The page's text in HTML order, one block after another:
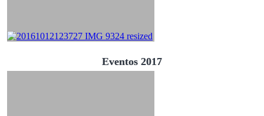
Eventos 2017